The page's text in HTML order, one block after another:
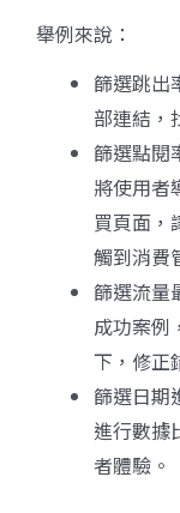
舉例來說：
篩選跳出
部連結，
篩選點閱
將使用者
買頁面，
觸到消費
篩選流量
成功案例
下，修正
篩選日期
進行數據
者體驗。